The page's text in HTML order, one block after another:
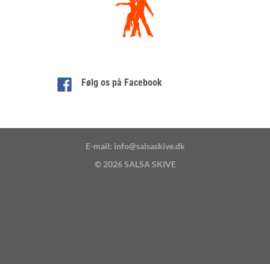
Følg os på Facebook
E-mail: info@salsaskive.dk
© 2026SALSA SKIVE